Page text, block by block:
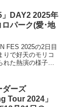
ふれるライブをレ
」DAY2 2025年
パーク(愛･地
FES 2025の2日目
りで好天のモリコ
れた熱演の様子。
ふれる体験記を
ダーズ
Tour 2024」